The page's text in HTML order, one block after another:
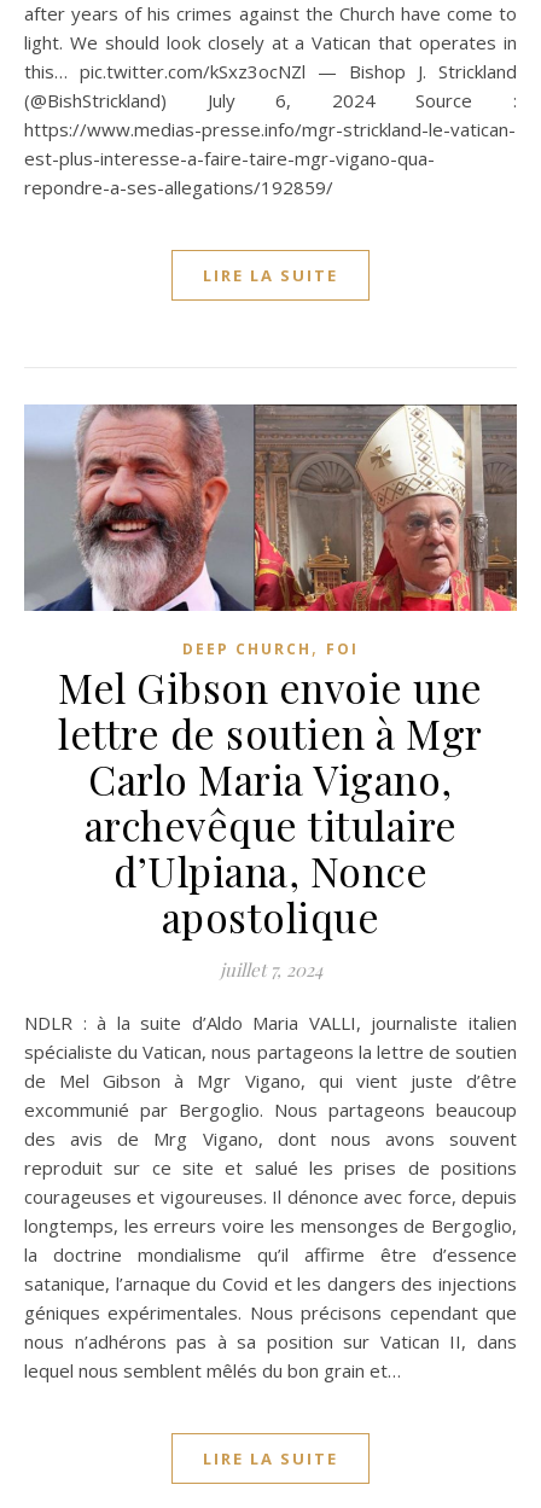
after years of his crimes against the Church have come to
light. We should look closely at a Vatican that operates in
this… pic.twitter.com/kSxz3ocNZl — Bishop J. Strickland
(@BishStrickland) July 6, 2024 Source :
https://www.medias-presse.info/mgr-strickland-le-vatican-
est-plus-interesse-a-faire-taire-mgr-vigano-qua-
repondre-a-ses-allegations/192859/
LIRE LA SUITE
DEEP CHURCH , FOI
Mel Gibson envoie une
lettre de soutien à Mgr
Carlo Maria Vigano,
archevêque titulaire
d’Ulpiana, Nonce
apostolique
juillet 7, 2024
NDLR : à la suite d’Aldo Maria VALLI, journaliste italien
spécialiste du Vatican, nous partageons la lettre de soutien
de Mel Gibson à Mgr Vigano, qui vient juste d’être
excommunié par Bergoglio. Nous partageons beaucoup
des avis de Mrg Vigano, dont nous avons souvent
reproduit sur ce site et salué les prises de positions
courageuses et vigoureuses. Il dénonce avec force, depuis
longtemps, les erreurs voire les mensonges de Bergoglio,
la doctrine mondialisme qu’il affirme être d’essence
satanique, l’arnaque du Covid et les dangers des injections
géniques expérimentales. Nous précisons cependant que
nous n’adhérons pas à sa position sur Vatican II, dans
lequel nous semblent mêlés du bon grain et…
LIRE LA SUITE